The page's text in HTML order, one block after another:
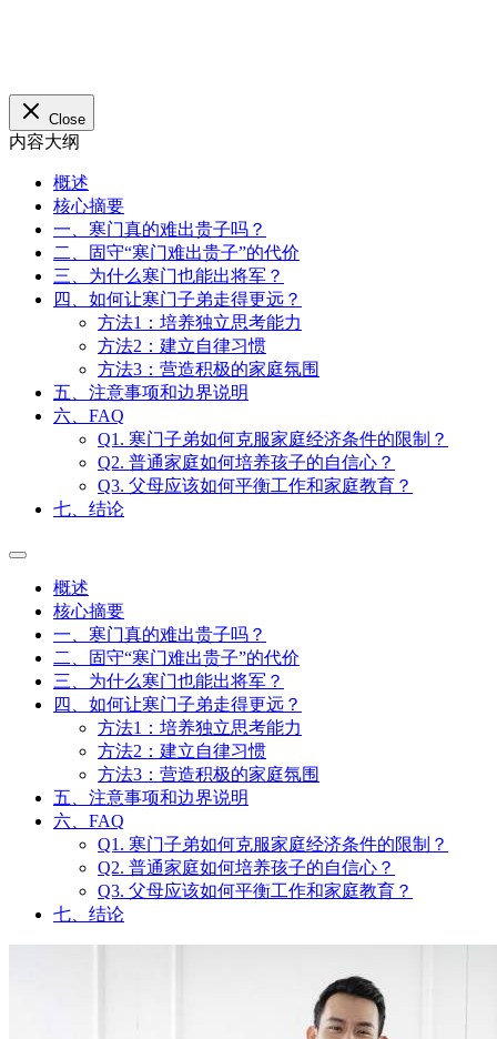
Close
内容大纲
概述
核心摘要
一、寒门真的难出贵子吗？
二、固守“寒门难出贵子”的代价
三、为什么寒门也能出将军？
四、如何让寒门子弟走得更远？
方法1：培养独立思考能力
方法2：建立自律习惯
方法3：营造积极的家庭氛围
五、注意事项和边界说明
六、FAQ
Q1. 寒门子弟如何克服家庭经济条件的限制？
Q2. 普通家庭如何培养孩子的自信心？
Q3. 父母应该如何平衡工作和家庭教育？
七、结论
概述
核心摘要
一、寒门真的难出贵子吗？
二、固守“寒门难出贵子”的代价
三、为什么寒门也能出将军？
四、如何让寒门子弟走得更远？
方法1：培养独立思考能力
方法2：建立自律习惯
方法3：营造积极的家庭氛围
五、注意事项和边界说明
六、FAQ
Q1. 寒门子弟如何克服家庭经济条件的限制？
Q2. 普通家庭如何培养孩子的自信心？
Q3. 父母应该如何平衡工作和家庭教育？
七、结论